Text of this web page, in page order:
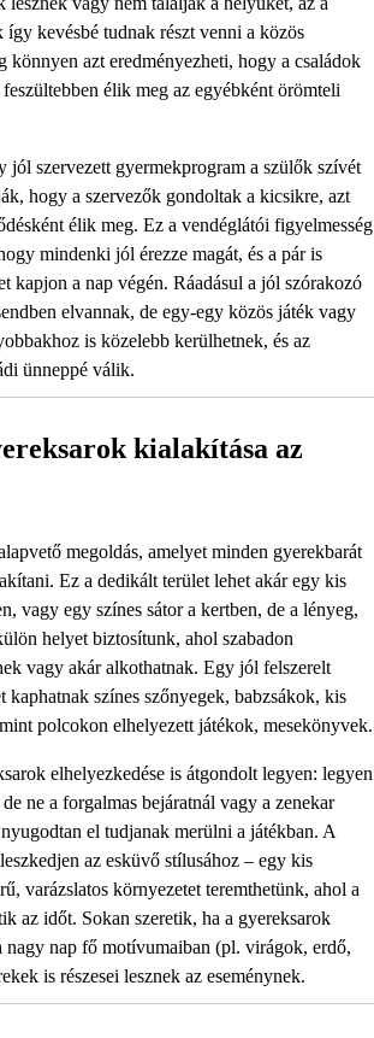
kevésbé tudnak részt venni a közös
könnyen azt eredményezheti, hogy a családok
élik meg az egyébként örömteli
jól szervezett gyermekprogram a szülők szívét
hogy a szervezők gondoltak a kicsikre, azt
élik meg. Ez a vendéglátói figyelmesség
mindenki jól érezze magát, és a pár is
kapjon a nap végén. Ráadásul a jól szórakozó
elvannak, de egy-egy közös játék vagy
is közelebb kerülhetnek, és az
ünneppé válik.
kialakítása az
megoldás, amelyet minden gyerekbarát
Ez a dedikált terület lehet akár egy kis
vagy egy színes sátor a kertben, de a lényeg,
helyet biztosítunk, ahol szabadon
vagy akár alkothatnak. Egy jól felszerelt
kaphatnak színes szőnyegek, babzsákok, kis
polcokon elhelyezett játékok, mesekönyvek.
elhelyezkedése is átgondolt legyen: legyen
ne a forgalmas bejáratnál vagy a zenekar
el tudjanak merülni a játékban. A
az esküvő stílusához – egy kis
varázslatos környezetet teremthetünk, ahol a
az időt. Sokan szeretik, ha a gyereksarok
nagy nap fő motívumaiban (pl. virágok, erdő,
is részesei lesznek az eseménynek.